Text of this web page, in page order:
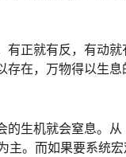
正就有反，有动就
存在，万物得以生息
的生机就会窒息。从
主。而如果要系统宏